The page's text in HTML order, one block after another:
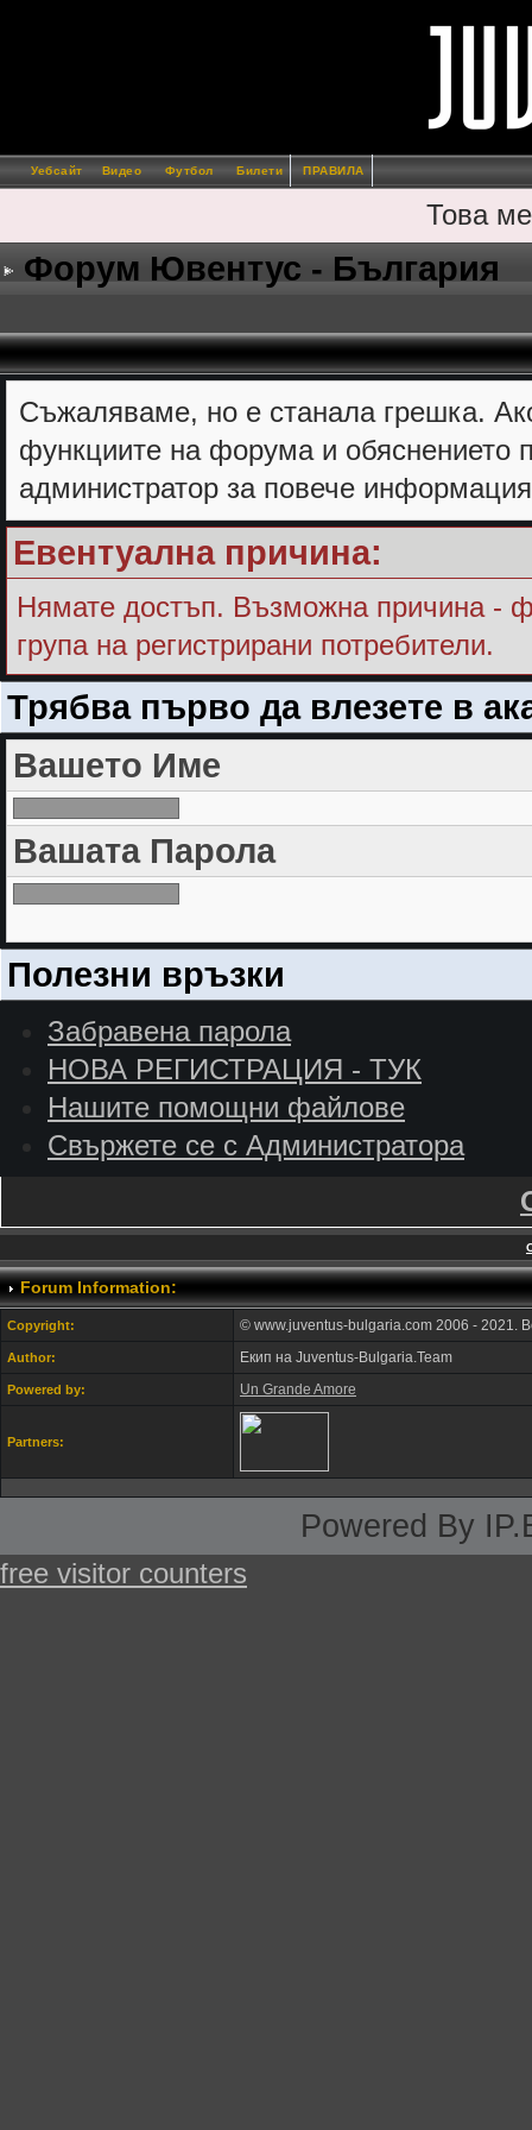
Уебсайт Видео Футбол Билети ПРАВИЛА
Това
Форум Ювентус - България
Съжалявамe, но е станала грешка.
функциите на форума и обяснението
администратор за повече
Евентуална причина:
Нямате достъп. Възможна причина -
група на регистрирани потребители.
Трябва първо да влезете в
Вашето Име
Вашата Парола
Полезни връзки
Забравена парола
НОВА РЕГИСТРАЦИЯ - ТУК
Нашите помощни файлове
Свържете се с Администратора
Forum Information:
Copyright: © www.juventus-bulgaria.com 2006 - 2021.
Author: Екип на Juventus-Bulgaria.Team
Powered by: Un Grande Amore
Partners:
Powered By
free visitor counters